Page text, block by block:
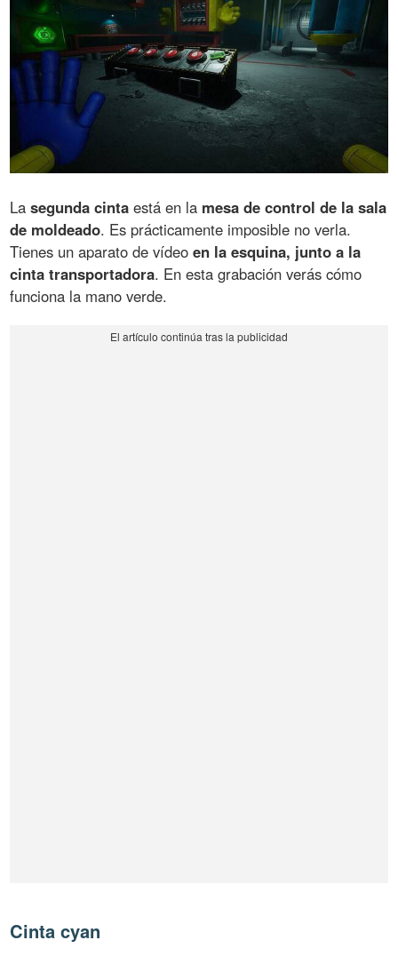
Lasegunda cinta está en la mesa de control de la sala
de moldeado. Es prácticamente imposible no verla.
Tienes un aparato de vídeoen la esquina, junto a la
cinta transportadora. En esta grabación verás cómo
funciona la mano verde.
Cinta cyan